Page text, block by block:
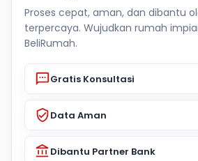
Proses cepat, aman, dan dibantu
terpercaya. Wujudkan rumah
BeliRumah.
Gratis Konsultasi
Data Aman
Dibantu Partner Bank